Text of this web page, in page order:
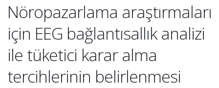
Nöropazarlama araştırmaları
için EEG bağlantısallık analizi
ile tüketici karar alma
tercihlerinin belirlenmesi